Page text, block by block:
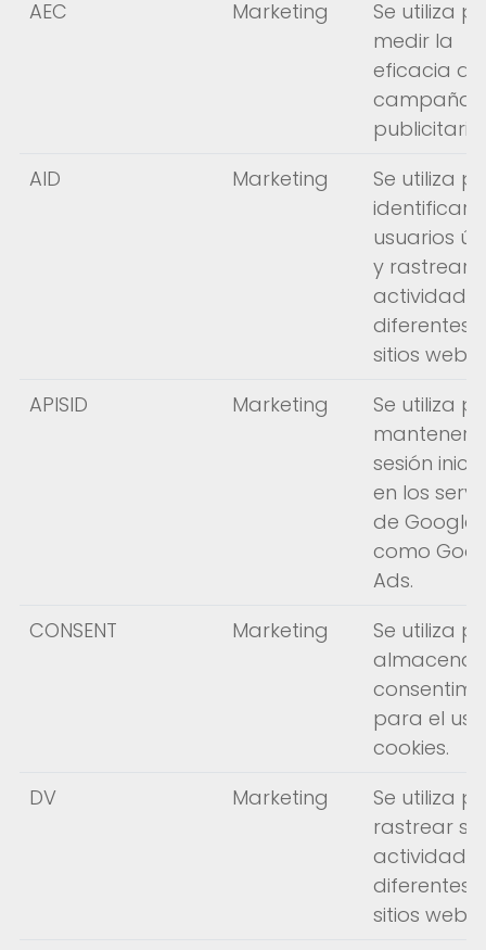
AEC Marketing
Se utiliza
medir la
eficacia
campañas
AID
Marketing
Se utiliza
identificar
usuarios
y rastrear
actividad
diferentes
sitios web.
APISID
Marketing
Se utiliza
mantener
sesión
en los
de Google,
como
Ads.
CONSENT
Marketing
Se utiliza
almacenar
para el
cookies.
DV
Marketing
Se utiliza
rastrear su
actividad
diferentes
sitios web.